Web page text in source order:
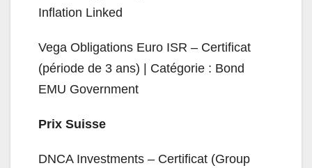
Inflation Linked
Vega Obligations Euro ISR – Certificat
(période de 3 ans) | Catégorie : Bond
EMU Government
Prix Suisse
DNCA Investments – Certificat (Group